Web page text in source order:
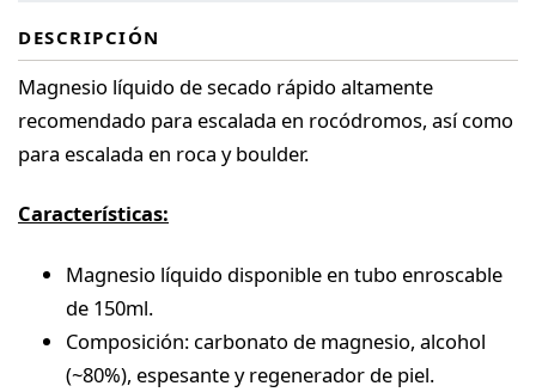
DESCRIPCIÓN
Magnesio líquido de secado rápido altamente
recomendado para escalada en rocódromos, así como
para escalada en roca y boulder.
Características:
Magnesio líquido disponible en tubo enroscable
de 150ml.
Composición: carbonato de magnesio, alcohol
(~80%), espesante y regenerador de piel.